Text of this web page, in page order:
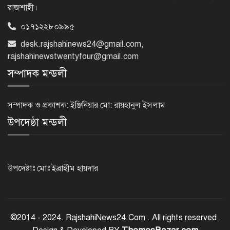
মন্তব্য থেকে ইউ-টার্ন কঙ্গনা রনৌতের
জেনে নিন মুক্তির উপায়
রাজশাহী।
০১৭১২২৮০৯৯৫
desk.rajshahinews24@gmail.com,
rajshahinewstwentyfour@gmail.com
সম্পাদক মন্ডলী
সম্পাদক ও প্রকাশক: ইঞ্জিনিয়ার মো: রায়হানুল ইসলাম
উপদেষ্ঠা মন্ডলী
উপদেষ্টাঃ মোঃ ইব্রাহীম হায়দার
©2014 - 2024. RajshahiNews24.Com . All rights reserved.